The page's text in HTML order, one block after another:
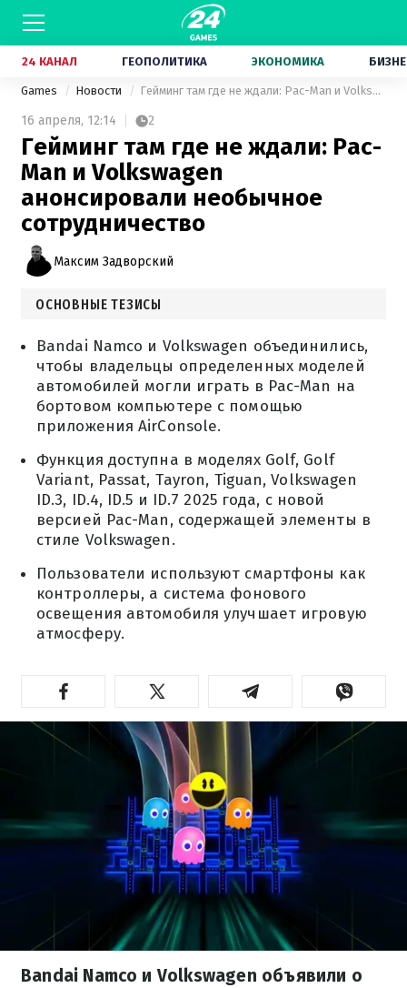
24 КАНАЛ ГЕОПОЛИТИКА ЭКОНОМИКА
Games Новости Гейминг там где не ждали: Pac-Man и Volkswagen анонсировали необычное сотрудничество
16 апреля, 12:14 2
Гейминг там где не ждали: Pac-
Man и Volkswagen
анонсировали необычное
сотрудничество
Максим Задворский
ОСНОВНЫЕ ТЕЗИСЫ
Bandai Namco и Volkswagen объединились,
чтобы владельцы определенных моделей
автомобилей могли играть в Pac-Man на
бортовом компьютере с помощью
приложения AirConsole.
Функция доступна в моделях Golf, Golf
Variant, Passat, Tayron, Tiguan, Volkswagen
ID.3, ID.4, ID.5 и ID.7 2025 года, с новой
версией Pac-Man, содержащей элементы в
стиле Volkswagen.
Пользователи используют смартфоны как
контроллеры, а система фонового
освещения автомобиля улучшает игровую
атмосферу.
Bandai Namco и Volkswagen объявили о